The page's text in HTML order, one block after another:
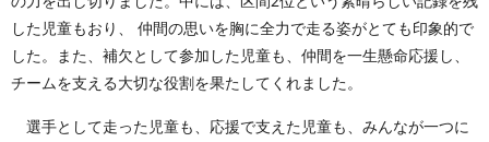
した児童もおり、 仲間の思いを胸に全力で走る姿がとても印象的で
した。また、補欠として参加した児童も、仲間を一生懸命応援し、
チームを支える大切な役割を果たしてくれました。
選手として走った児童も、応援で支えた児童も、みんなが一つに